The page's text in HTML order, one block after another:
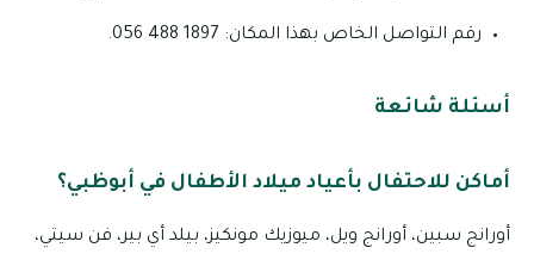
رقم التواصل الخاص بهذا المكان: 1897 488 056.
أسئلة شائعة
أماكن للاحتفال بأعياد ميلاد الأطفال في أبوظبي؟
أورانج سبين، أورانج ويل، ميوزيك مونكيز، بيلد أي بير، فن سيتي،